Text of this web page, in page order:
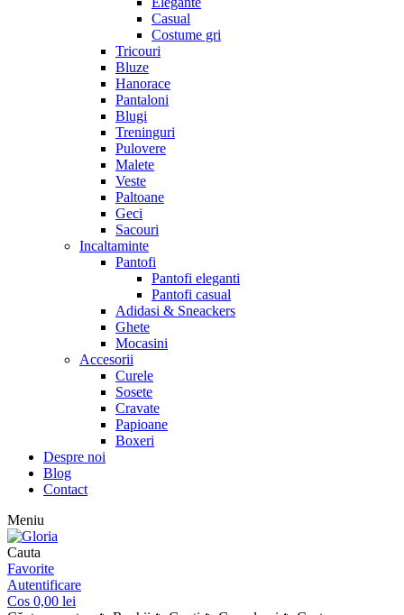
Casual
Costume gri
Tricouri
Bluze
Hanorace
Pantaloni
Blugi
Treninguri
Pulovere
Malete
Veste
Paltoane
Geci
Sacouri
Incaltaminte
Pantofi
Pantofi eleganti
Pantofi casual
Adidasi & Sneackers
Ghete
Mocasini
Accesorii
Curele
Sosete
Cravate
Papioane
Boxeri
Despre noi
Blog
Contact
Meniu
Cauta
Favorite
Autentificare
Cos 0,00 lei